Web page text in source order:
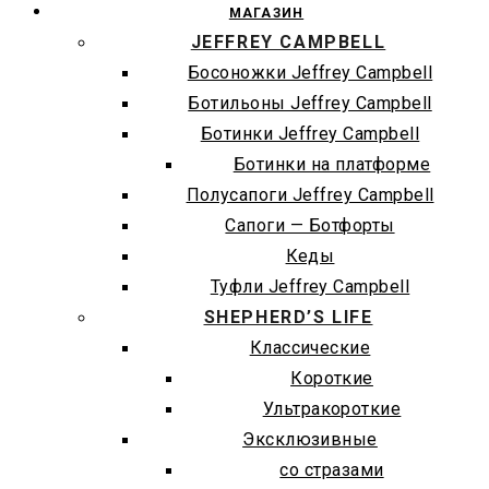
МАГАЗИН
JEFFREY CAMPBELL
Босоножки Jeffrey Campbell
Ботильоны Jeffrey Campbell
Ботинки Jeffrey Campbell
Ботинки на платформе
Полусапоги Jeffrey Campbell
Сапоги — Ботфорты
Кеды
Туфли Jeffrey Campbell
SHEPHERD’S LIFE
Классические
Короткие
Ультракороткие
Эксклюзивные
со стразами